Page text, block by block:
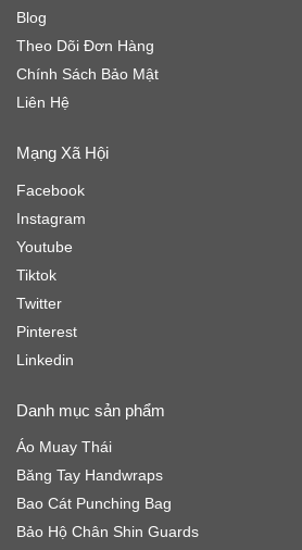
Blog
Theo Dõi Đơn Hàng
Chính Sách Bảo Mật
Liên Hệ
Mạng Xã Hội
Facebook
Instagram
Youtube
Tiktok
Twitter
Pinterest
Linkedin
Danh mục sản phẩm
Áo Muay Thái
Băng Tay Handwraps
Bao Cát Punching Bag
Bảo Hộ Chân Shin Guards